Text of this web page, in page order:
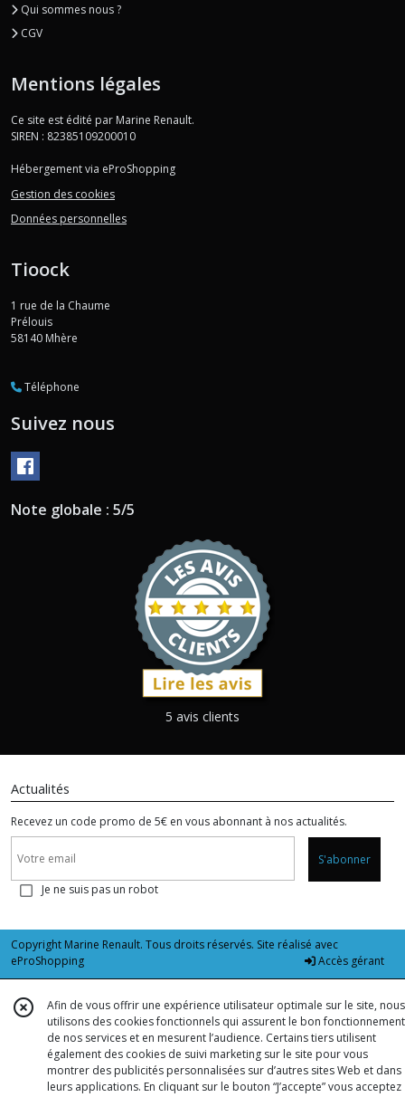
Qui sommes nous ?
CGV
Mentions légales
Ce site est édité par Marine Renault.
SIREN : 82385109200010
Hébergement via eProShopping
Gestion des cookies
Données personnelles
Tioock
1 rue de la Chaume
Prélouis
58140 Mhère
Téléphone
Suivez nous
Note globale : 5/5
5 avis clients
Actualités
Recevez un code promo de 5€ en vous abonnant à nos actualités.
S'abonner
Je ne suis pas un robot
Copyright Marine Renault. Tous droits réservés. Site réalisé avec
eProShopping
Accès gérant
Afin de vous offrir une expérience utilisateur optimale sur le site, nous
utilisons des cookies fonctionnels qui assurent le bon fonctionnement
de nos services et en mesurent l’audience. Certains tiers utilisent
également des cookies de suivi marketing sur le site pour vous
montrer des publicités personnalisées sur d’autres sites Web et dans
leurs applications. En cliquant sur le bouton “J’accepte” vous acceptez